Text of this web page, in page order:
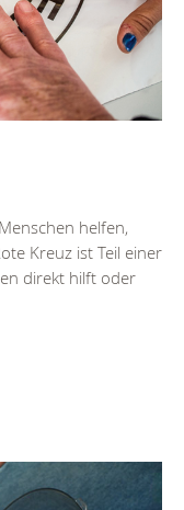
helfen,
Kreuz ist Teil einer
direkt hilft oder